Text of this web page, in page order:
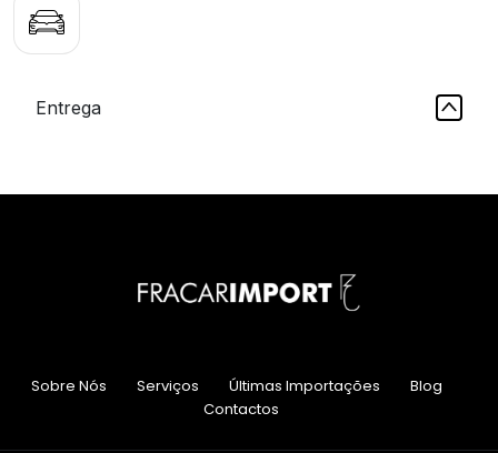
Entrega
Sobre Nós Serviços Últimas Importações
Blog
Contactos